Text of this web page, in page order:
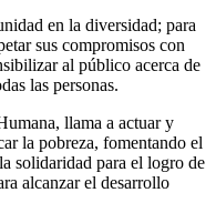
en la diversidad; para
sus compromisos con
al público acerca de
las personas.
llama a actuar y
la pobreza, fomentando el
solidaridad para el logro de
alcanzar el desarrollo